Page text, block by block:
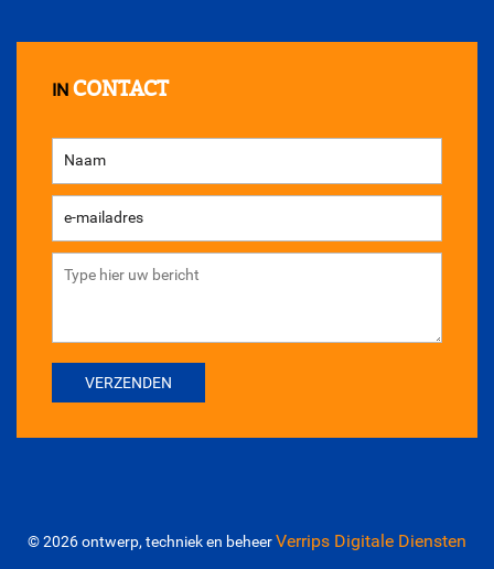
IN CONTACT
© 2026 ontwerp, techniek en beheerVerrips Digitale Diensten